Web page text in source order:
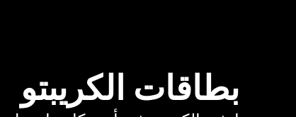
بطاقات الكريبتو